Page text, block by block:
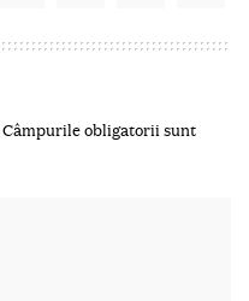
Câmpurile obligatorii sunt